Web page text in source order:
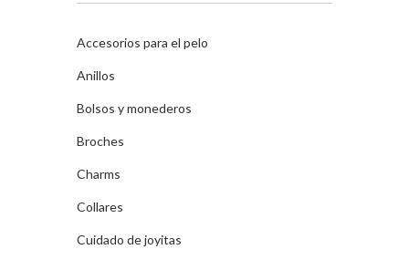
Accesorios para el pelo
Anillos
Bolsos y monederos
Broches
Charms
Collares
Cuidado de joyitas